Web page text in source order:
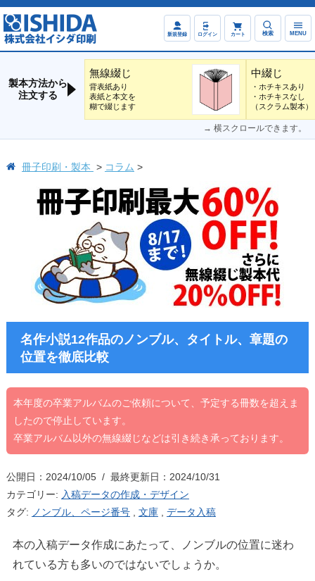
新規登録 ログイン カート 検索 MENU
製本方法から
注文する
無線綴じ
背表紙あり
表紙と本文を
糊で綴じます
中綴じ
・ホチキスあり
・ホチキスなし
（スクラム製本）
→ 横スクロールできます。
冊子印刷・製本 コラム
名作小説12作品のノンブル、タイトル、章題の
位置を徹底比較
本年度の卒業アルバムのご依頼について、予定する冊数を超えま
したので停止しています。
卒業アルバム以外の無線綴じなどは引き続き承っております。
公開日：2024/10/05 / 最終更新日：2024/10/31
カテゴリー: 入稿データの作成・デザイン
タグ: ノンブル、ページ番号, 文庫, データ入稿
本の入稿データ作成にあたって、ノンブルの位置に迷わ
れている方も多いのではないでしょうか。